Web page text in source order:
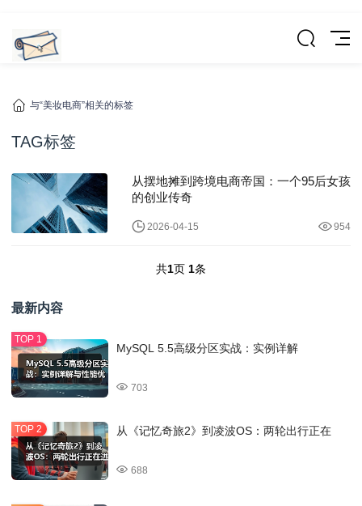
与“美妆电商”相关的标签
TAG标签
从摆地摊到跨境电商帝国：一个95后女孩
的创业传奇
2026-04-15 954
共1页 1条
最新内容
MySQL 5.5高级分区实战：实例详解
703
从《记忆奇旅2》到凌波OS：两轮出行正在
688